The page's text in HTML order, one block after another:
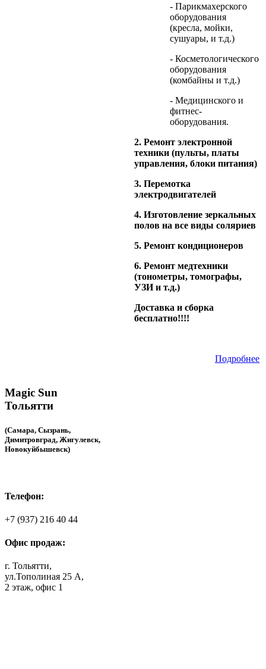
- Парикмахерского
оборудования
(кресла, мойки,
сушуары, и т.д.)
- Косметологического
оборудования
(комбайны и т.д.)
- Медицинского и
фитнес-
оборудования.
2. Ремонт электронной
техники (пульты, платы
управления, блоки питания)
3. Перемотка
электродвигателей
4. Изготовление зеркальных
полов на все виды соляриев
5. Ремонт кондиционеров
6. Ремонт медтехники
(тонометры, томографы,
УЗИ и т.д.)
Доставка и сборка
бесплатно!!!!
Подробнее
Magic Sun
Тольятти
(Самара, Сызрань,
Димитровград, Жигулевск,
Новокуйбышевск)
Телефон:
+7 (937) 216 40 44
Офис продаж:
г. Тольятти,
ул.Тополиная 25 А,
2 этаж, офис 1